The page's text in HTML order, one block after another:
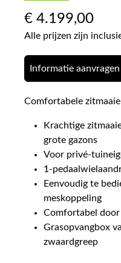
€ 4.199,00
Alle prijzen zijn
Informatie aanvragen
Comfortabele
Krachtige
grote gazons
Voor privé-
1-
Eenvoudig te
meskoppeling
Comfortabel door
Grasopvangbox
zwaardgreep